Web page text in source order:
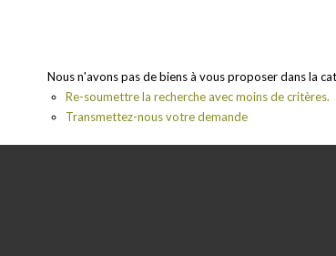
Nous n'avons pas de biens à vous proposer dans la
Re-soumettre la recherche avec moins de critères.
Transmettez-nous votre demande